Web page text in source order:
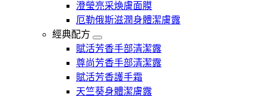
澄瑩亮采煥膚面膜
厄勒俄斯滋潤身體潔膚露
經典配方
賦活芳香手部清潔露
尊尚芳香手部清潔露
賦活芳香護手霜
天竺葵身體潔膚露